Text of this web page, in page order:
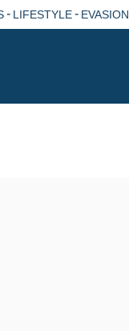
- LIFESTYLE- EVASION